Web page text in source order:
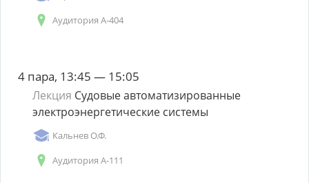
Аудитория А-404
4 пара, 13:45 — 15:05
Лекция Судовые автоматизированные
электроэнергетические системы
Кальнев О.Ф.
Аудитория А-111